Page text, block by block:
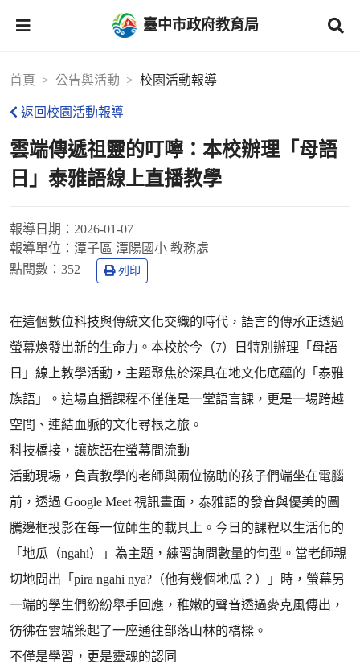
臺中市政府教育局
首頁 公告與活動 校園活動報導
返回校園活動報導
雲端傳遞祖靈的叮嚀：本校辦理「母語
日」泰雅語線上直播教學
報導日期： 2026-01-07
報導單位： 潭子區 潭陽國小 教務處
點閱數： 352 列印
在這個數位科技與傳統文化交織的時代，語言的傳承正透過
螢幕煥發出新的生命力。本校於今（7）日特別辦理「母語
日」線上教學活動，主題聚焦於深具在地文化底蘊的「泰雅
族語」。這場直播課程不僅僅是一堂語言課，更是一場跨越
空間、連結血脈的文化尋根之旅。
科技橋接，讓族語在螢幕間流動
活動現場，負責教學的老師與兩位協助的孩子們端坐在電腦
前，透過 Google Meet 視訊畫面，泰雅語的發音與優美的圖
騰邊框投影在每一位師生的載具上。今日的課程以生活化的
「地瓜（ngahi）」為主題，練習詢問數量的句型。當老師親
切地問出「pira ngahi nya?（他有幾個地瓜？）」時，螢幕另
一端的學生們紛紛舉手回應，稚嫩的聲音透過麥克風傳出，
彷彿在雲端築起了一座通往部落山林的橋樑。
不僅是學習，更是靈魂的認同